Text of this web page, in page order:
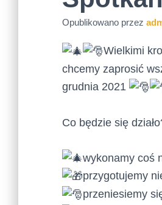
Opublikowano przez
Wielkimi
chcemy zaprosić
grudnia 2021
Co będzie się
wykonamy coś
przygotujemy
przeniesiemy